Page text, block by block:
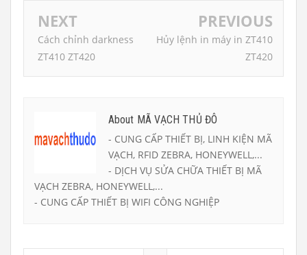
NEXT
Cách chỉnh darkness
ZT410 ZT420
PREVIOUS
Hủy lệnh in máy in ZT410
ZT420
About MÃ VẠCH THỦ ĐÔ
- CUNG CẤP THIẾT BỊ, LINH KIỆN MÃ
VẠCH, RFID ZEBRA, HONEYWELL,...
- DỊCH VỤ SỬA CHỮA THIẾT BỊ MÃ
VẠCH ZEBRA, HONEYWELL,...
- CUNG CẤP THIẾT BỊ WIFI CÔNG NGHIỆP